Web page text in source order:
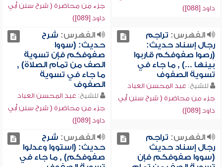
داود [088])
جزء من محاضرة ( شرح سنن أبي
داود [089])
الفهرس: تراجم
رجال إسناد حديث:
(رصوا صفوفكم قاربوا
بينها ...) , ما جاء في
تسوية الصفوف
للشيخ: عبد المحسن العباد
جزء من محاضرة ( شرح سنن أبي
داود [089])
الفهرس: شرح
حديث: (سووا
صفوفكم فإن تسوية
الصف من تمام الصلاة) ,
ما جاء في تسوية
الصفوف
للشيخ: عبد المحسن العباد
جزء من محاضرة ( شرح سنن أبي
داود [089])
الفهرس: تراجم
رجال إسناد حديث
(سووا صفوفكم فإن
الفهرس: شرح
حديث: (استووا وعدلوا
صفوفكم) , ما جاء في